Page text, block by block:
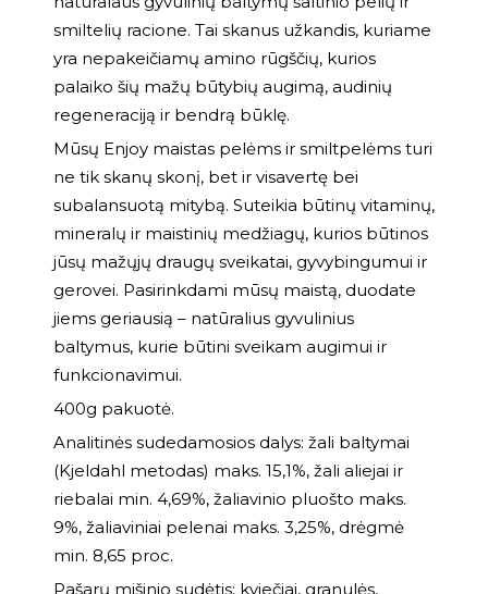
smiltelių racione. Tai skanus užkandis, kuriame
yra nepakeičiamų amino rūgščių, kurios
palaiko šių mažų būtybių augimą, audinių
regeneraciją ir bendrą būklę.
Mūsų Enjoy maistas pelėms ir smiltpelėms turi
ne tik skanų skonį, bet ir visavertę bei
subalansuotą mitybą. Suteikia būtinų vitaminų,
mineralų ir maistinių medžiagų, kurios būtinos
jūsų mažųjų draugų sveikatai, gyvybingumui ir
gerovei. Pasirinkdami mūsų maistą, duodate
jiems geriausią – natūralius gyvulinius
baltymus, kurie būtini sveikam augimui ir
funkcionavimui.
400g pakuotė.
Analitinės sudedamosios dalys: žali baltymai
(Kjeldahl metodas) maks. 15,1%, žali aliejai ir
riebalai min. 4,69%, žaliavinio pluošto maks.
9%, žaliaviniai pelenai maks. 3,25%, drėgmė
min. 8,65 proc.
Pašarų mišinio sudėtis: kviečiai, granulės,